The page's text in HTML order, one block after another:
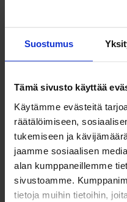
Suostumus
Tämä sivusto käyttää
Käytämme evästeitä
räätälöimiseen,
tukemiseen ja
jaamme sosiaalisen
alan kumppaneillemme
sivustoamme.
tietoja muihin tietoihin,
syntipukki, mutta pitää
itsetunto voi purkautua
väkivallan
kaikkien